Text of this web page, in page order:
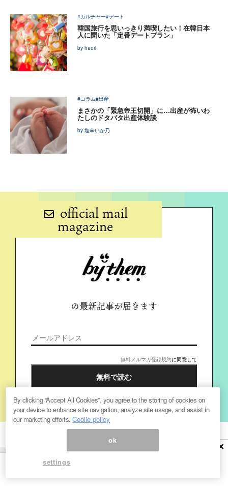
#カルチャー#デート
韓国旅行を思いっきり満喫したい！在韓日本
人に聞いた「定番デートプラン」
by haeri
#コラム#出産
まさかの「緊急帝王切開」に…出産が怖いわ
たしのドタバタ出産体験談
by 塩辛いか乃
official mail
magazine
の最新記事が届きます
無料メルマガ登録規約に同意して
×
By clicking “Accept All Cookies”, you agree to the storing of cookies on
your device to enhance site navigation, analyze site usage, and assist in
our marketing efforts.Coolie policy
ok
settings